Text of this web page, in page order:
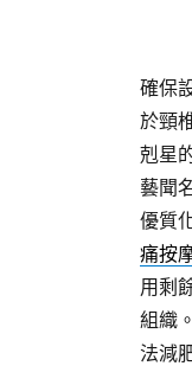
確保
於頸
剋星
藝聞
優質
痛按
用剩
組織
法減